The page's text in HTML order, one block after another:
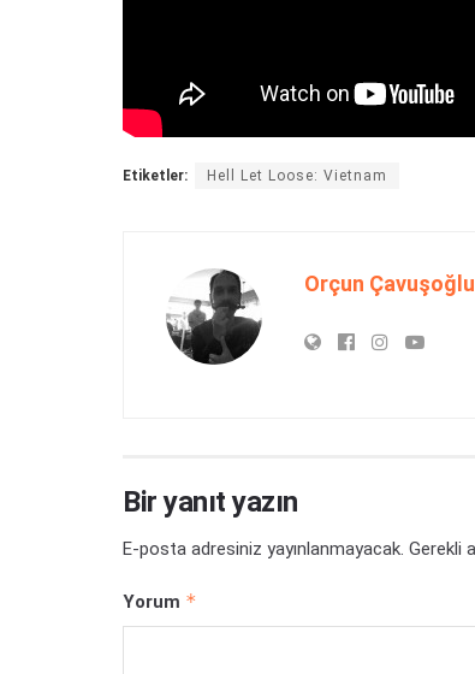
Etiketler: Hell Let Loose: Vietnam
Orçun Çavuşoğlu
Bir yanıt yazın
E-posta adresiniz yayınlanmayacak. Gerekli
Yorum *